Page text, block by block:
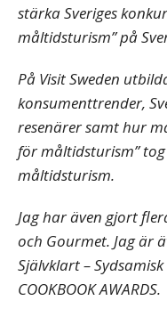
stärka Sveriges
måltidsturism” på
På Visit Sweden
konsumenttrender,
resenärer samt hur
för måltidsturism”
måltidsturism.
Jag har även gjort
och Gourmet. Jag är
Självklart –
COOKBOOK AWARDS.